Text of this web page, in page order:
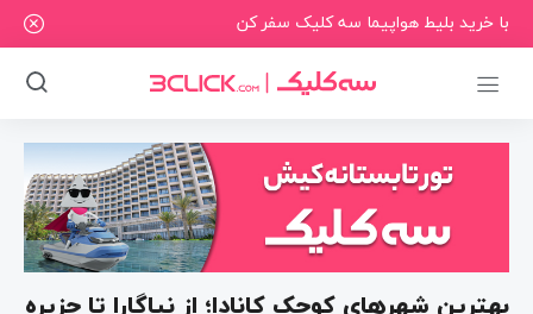
با خرید بلیط هواپیما سه کلیک سفر کن
بهترین شهرهای کوچک کانادا؛ از نیاگارا تا جزیره